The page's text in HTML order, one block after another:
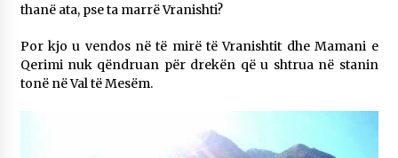
thanë ata, pse ta marrë Vranishti?
Por kjo u vendos në të mirë të Vranishtit dhe Mamani e
Qerimi nuk qëndruan për drekën që u shtrua në stanin
tonë në Val të Mesëm.